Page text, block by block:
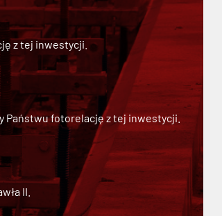
z tej inwestycji.
Państwu fotorelację z tej inwestycji.
II.